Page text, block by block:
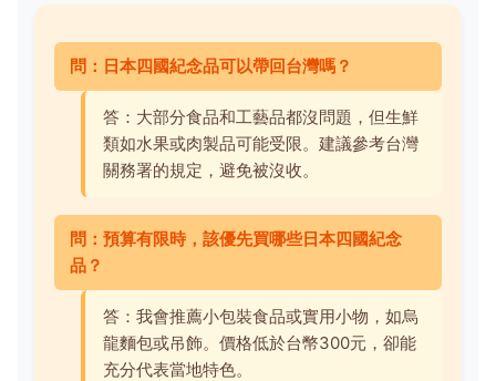
問：日本四國紀念品可以帶回台灣嗎？
答：大部分食品和工藝品都沒問題，但生鮮
類如水果或肉製品可能受限。建議參考台灣
關務署的規定，避免被沒收。
問：預算有限時，該優先買哪些日本四國紀念
品？
答：我會推薦小包裝食品或實用小物，如烏
龍麵包或吊飾。價格低於台幣300元，卻能
充分代表當地特色。